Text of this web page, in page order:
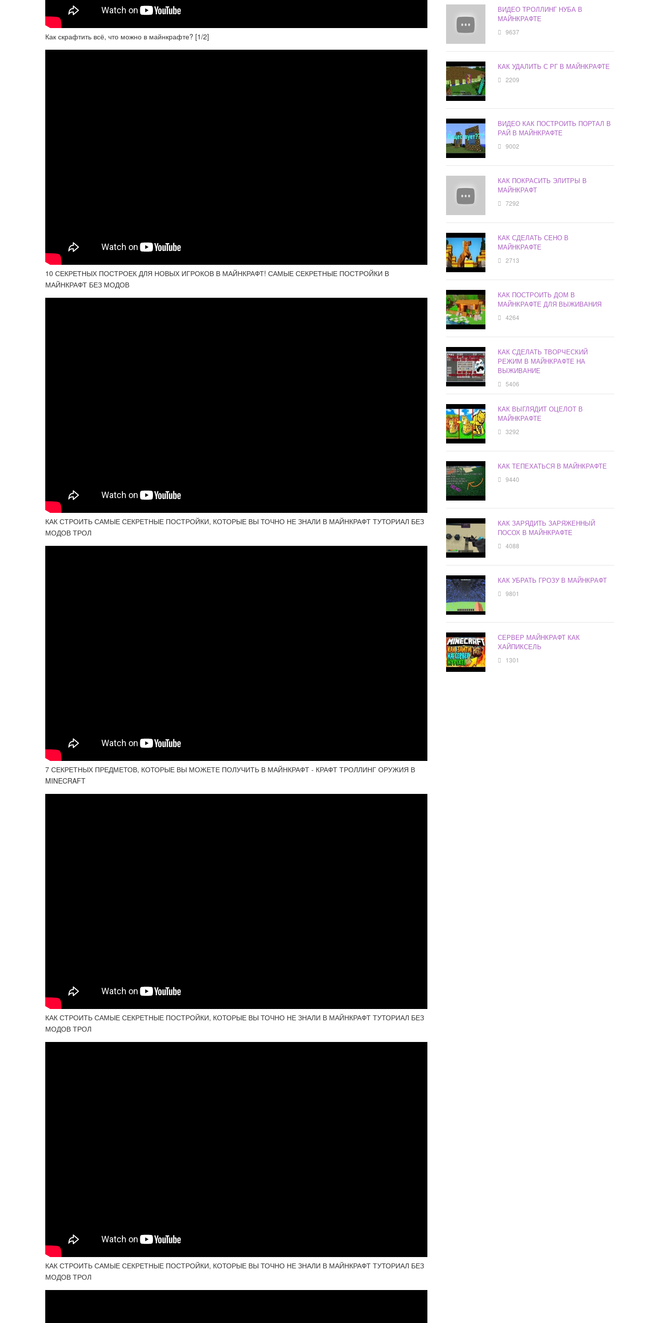
Как скрафтить всё, что можно в майнкрафте? [1/2]
10 СЕКРЕТНЫХ ПОСТРОЕК ДЛЯ НОВЫХ ИГРОКОВ В МАЙНКРАФТ! САМЫЕ СЕКРЕТНЫЕ ПОСТРОЙКИ В
МАЙНКРАФТ БЕЗ МОДОВ
КАК СТРОИТЬ САМЫЕ СЕКРЕТНЫЕ ПОСТРОЙКИ, КОТОРЫЕ ВЫ ТОЧНО НЕ ЗНАЛИ В МАЙНКРАФТ ТУТОРИАЛ БЕЗ
МОДОВ ТРОЛ
7 СЕКРЕТНЫХ ПРЕДМЕТОВ, КОТОРЫЕ ВЫ МОЖЕТЕ ПОЛУЧИТЬ В МАЙНКРАФТ - КРАФТ ТРОЛЛИНГ ОРУЖИЯ В
MINECRAFT
КАК СТРОИТЬ САМЫЕ СЕКРЕТНЫЕ ПОСТРОЙКИ, КОТОРЫЕ ВЫ ТОЧНО НЕ ЗНАЛИ В МАЙНКРАФТ ТУТОРИАЛ БЕЗ
МОДОВ ТРОЛ
КАК СТРОИТЬ САМЫЕ СЕКРЕТНЫЕ ПОСТРОЙКИ, КОТОРЫЕ ВЫ ТОЧНО НЕ ЗНАЛИ В МАЙНКРАФТ ТУТОРИАЛ БЕЗ
МОДОВ ТРОЛ
ВИДЕО ТРОЛЛИНГ НУБА В
МАЙНКРАФТЕ
9637
КАК УДАЛИТЬ С РГ В МАЙНКРАФТЕ
2209
ВИДЕО КАК ПОСТРОИТЬ ПОРТАЛ В
РАЙ В МАЙНКРАФТЕ
9002
КАК ПОКРАСИТЬ ЭЛИТРЫ В
МАЙНКРАФТ
7292
КАК СДЕЛАТЬ СЕНО В
МАЙНКРАФТЕ
2713
КАК ПОСТРОИТЬ ДОМ В
МАЙНКРАФТЕ ДЛЯ ВЫЖИВАНИЯ
4264
КАК СДЕЛАТЬ ТВОРЧЕСКИЙ
РЕЖИМ В МАЙНКРАФТЕ НА
ВЫЖИВАНИЕ
5406
КАК ВЫГЛЯДИТ ОЦЕЛОТ В
МАЙНКРАФТЕ
3292
КАК ТЕПЕХАТЬСЯ В МАЙНКРАФТЕ
9440
КАК ЗАРЯДИТЬ ЗАРЯЖЕННЫЙ
ПОСОХ В МАЙНКРАФТЕ
4088
КАК УБРАТЬ ГРОЗУ В МАЙНКРАФТ
9801
СЕРВЕР МАЙНКРАФТ КАК
ХАЙПИКСЕЛЬ
1301